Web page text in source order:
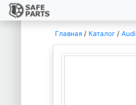
Главная / Каталог / Audi